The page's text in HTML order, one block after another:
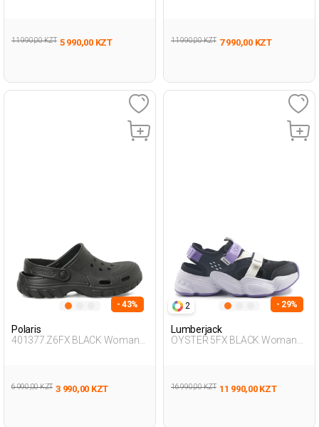
11 990,00 KZT 5 990,00 KZT 11 990,00 KZT 7 990,00 KZT
- 43%
Polaris
401377.Z6FX BLACK Woman
6 990,00 KZT 3 990,00 KZT
2 - 29%
Lumberjack
OYSTER 5FX BLACK Woman
16 990,00 KZT 11 990,00 KZT